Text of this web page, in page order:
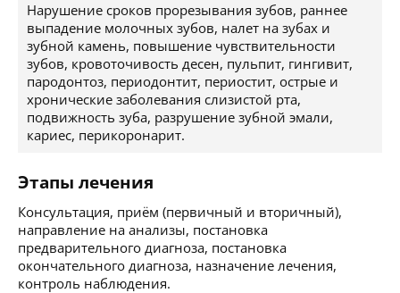
Нарушение сроков прорезывания зубов, раннее
выпадение молочных зубов, налет на зубах и
зубной камень, повышение чувствительности
зубов, кровоточивость десен, пульпит, гингивит,
пародонтоз, периодонтит, периостит, острые и
хронические заболевания слизистой рта,
подвижность зуба, разрушение зубной эмали,
кариес, перикоронарит.
Этапы лечения
Консультация, приём (первичный и вторичный),
направление на анализы, постановка
предварительного диагноза, постановка
окончательного диагноза, назначение лечения,
контроль наблюдения.